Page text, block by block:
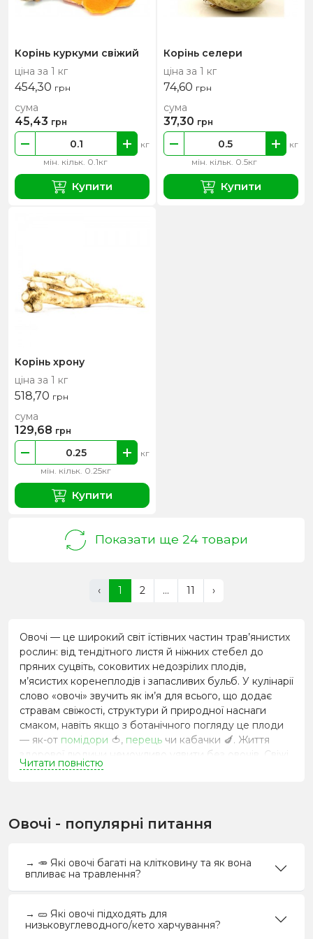
Корінь куркуми свіжий
ціна за 1 кг
454,30 грн
мін. кільк. 0.1кг
кг
сума
45,43 грн
Купити
Корінь селери
ціна за 1 кг
74,60 грн
мін. кільк. 0.5кг
кг
сума
37,30 грн
Купити
Корінь хрону
ціна за 1 кг
518,70 грн
мін. кільк. 0.25кг
кг
сума
129,68 грн
Купити
Показати ще 24 товари
‹ 1 2 ... 11 ›
Овочі — це широкий світ їстівних частин трав’янистих
рослин: від тендітного листя й ніжних стебел до
пряних суцвіть, соковитих недозрілих плодів,
м’ясистих коренеплодів і запасливих бульб. У кулінарії
слово «овочі» звучить як ім’я для всього, що додає
стравам свіжості, структури й природної наснаги
смаком, навіть якщо з ботанічного погляду це плоди
— як-от помідори 🍅, перець чи кабачки 🍆. Життя
здорової людини неможливо уявити без овочів. Свіжі,
варені, запечені, смажені, на пару, консервовані — ці
ресторану — важливо знати їхні особливості,
Користь овочів для здоров’я та
раціону
головне: висока частка води, щедра клітковина,
вітаміни та мінерали, а ще безліч фітохімічних сполук
Читати повністю
Овочі - популярні питання
→ 🥕 Які овочі багаті на клітковину та як вона
впливає на травлення?
→ 🥒 Які овочі підходять для
низьковуглеводного/кето харчування?